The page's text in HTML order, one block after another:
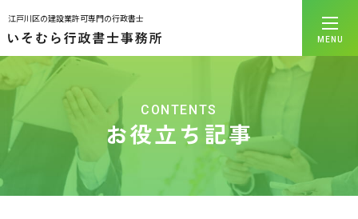
江戸川区の建設業許可専門の行政書士
MENU
CONTENTS
お役立ち記事
MENU
トップページ
事務所案内
代表プロフィール
サービス案内
お役立ち記事
お問合せ